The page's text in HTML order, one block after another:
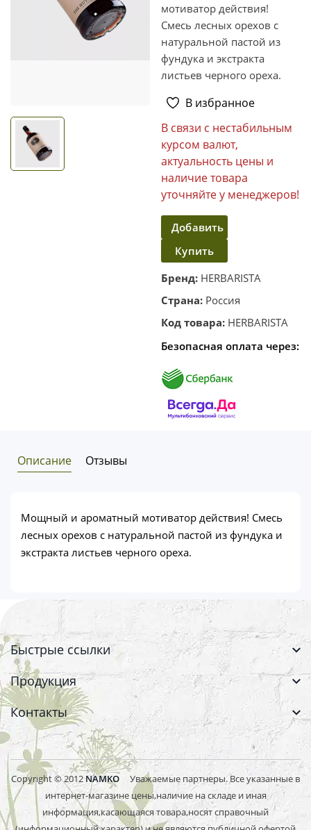
мотиватор действия!
Смесь лесных орехов с
натуральной пастой из
фундука и экстракта
листьев черного ореха.
В избранное
В связи с нестабильным
курсом валют,
актуальность цены и
наличие товара
уточняйте у менеджеров!
Добавить
в
корзину
Купить
в один
клик
Бренд: HERBARISTA
Страна: Россия
Код товара: HERBARISTA
Безопасная оплата через:
Описание Отзывы
Мощный и ароматный мотиватор действия! Смесь
лесных орехов с натуральной пастой из фундука и
экстракта листьев черного ореха.
Быстрые ссылки
Продукция
Контакты
Copyright © 2012 NAMKO Уважаемые партнеры. Все указанные в
интернет-магазине цены,наличие на складе и иная
информация,касающаяся товара,носят справочный